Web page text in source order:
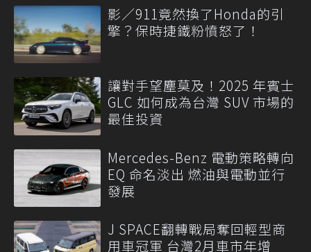
影／911竟然換了Honda的引
擎？保時捷鐵粉憤怒了！
讓對手望塵莫及！2025 年賓士
GLC 如何成為台灣 SUV 市場的
最佳投資
Mercedes-Benz 電動策略轉向
EQ 命名淡出 燃油與電動並行
發展
J SPACE翻轉戰局奪回輕型商
用車冠軍 台灣2月車市年增